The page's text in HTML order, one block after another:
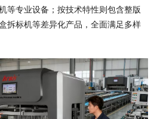
等专业设备；按技术特性则包含整版
拆标机等差异化产品，全面满足多样